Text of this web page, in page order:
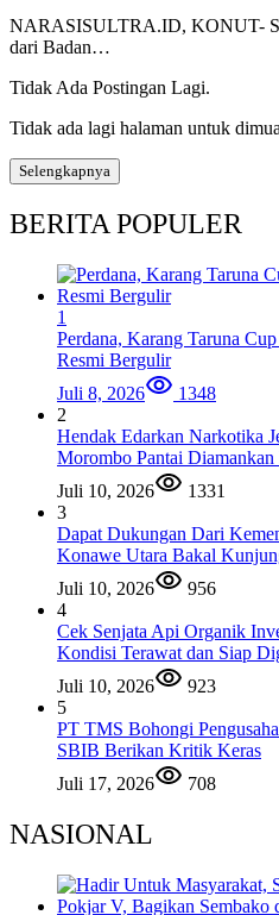
NARASISULTRA.ID, KONUT-
dari Badan…
Tidak Ada Postingan Lagi.
Tidak ada lagi halaman untuk
Selengkapnya
BERITA POPULER
1
Perdana, Karang Taruna
Resmi Bergulir
Juli 8, 2026
1348
2
Hendak Edarkan Narkotika
Morombo Pantai Diamankan
Juli 10, 2026
1331
3
Dapat Dukungan Dari
Konawe Utara Bakal
Juli 10, 2026
956
4
Cek Senjata Api Organik
Kondisi Terawat dan Siap
Juli 10, 2026
923
5
PT TMS Bohongi
SBIB Berikan Kritik Keras
Juli 17, 2026
708
NASIONAL